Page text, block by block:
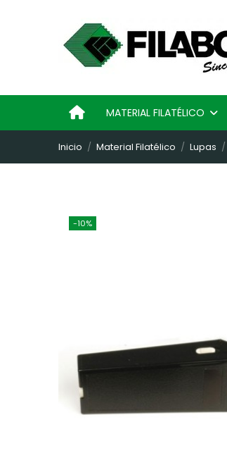
MATERIAL FILATÉLICO
Inicio Material Filatélico Lupas
-10%